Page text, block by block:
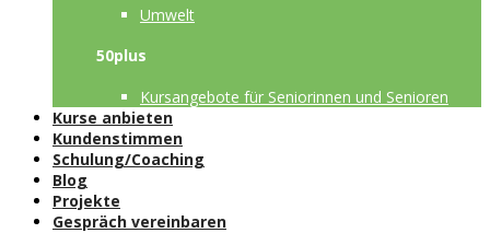
Umwelt
50plus
Kursangebote für Seniorinnen und Senioren
Kurse anbieten
Kundenstimmen
Schulung/Coaching
Blog
Projekte
Gespräch vereinbaren